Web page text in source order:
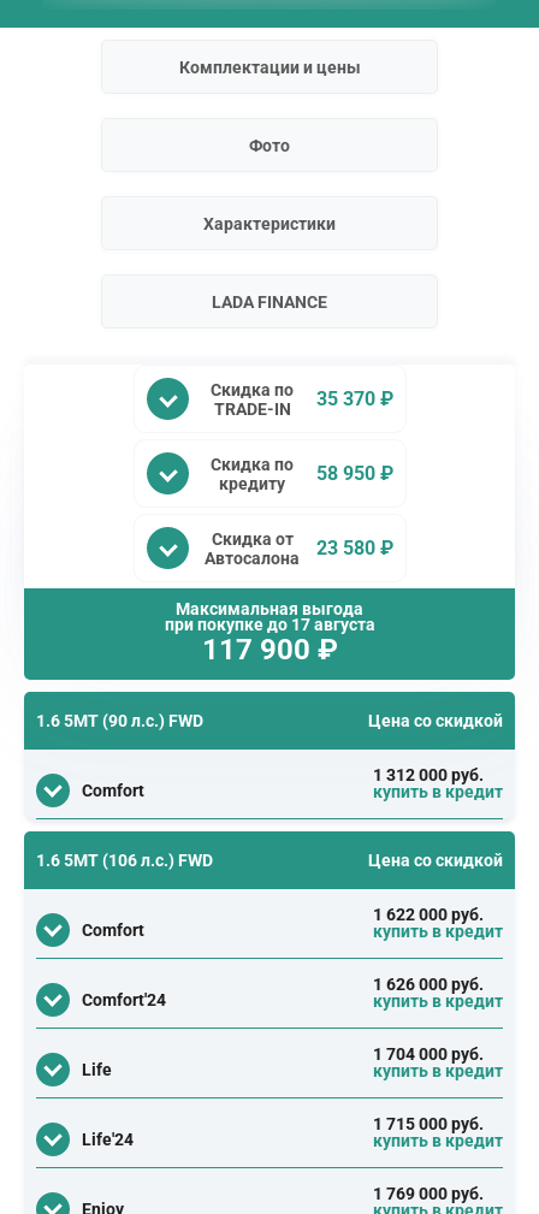
Комплектации и цены
Фото
Характеристики
LADA FINANCE
Скидка по
TRADE-IN
35 370 ₽
Скидка по
кредиту
58 950 ₽
Скидка от
Автосалона
23 580 ₽
Максимальная выгода
при покупке до 17 августа
117 900 ₽
1.6 5MT (90 л.с.) FWD Цена со скидкой
Comfort
1 312 000 руб.
купить в кредит
1.6 5MT (106 л.с.) FWD Цена со скидкой
Comfort
1 622 000 руб.
купить в кредит
Comfort'24
1 626 000 руб.
купить в кредит
Life
1 704 000 руб.
купить в кредит
Life'24
1 715 000 руб.
купить в кредит
Enjoy
1 769 000 руб.
купить в кредит